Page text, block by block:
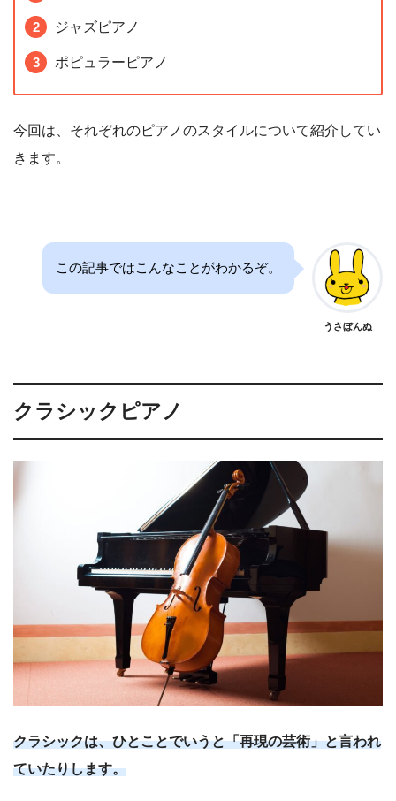
ジャズピアノ
ポピュラーピアノ
今回は、それぞれのピアノのスタイルについて紹介してい
きます。
この記事ではこんなことがわかるぞ。
うさぼんぬ
クラシックピアノ
クラシックは、ひとことでいうと「再現の芸術」と言われ
ていたりします。